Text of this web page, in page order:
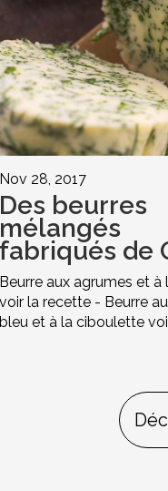
Nov 28, 2017
Des beurres
mélangés
fabriqués de
Beurre aux agrumes et à
voir la recette - Beurre
bleu et à la ciboulette